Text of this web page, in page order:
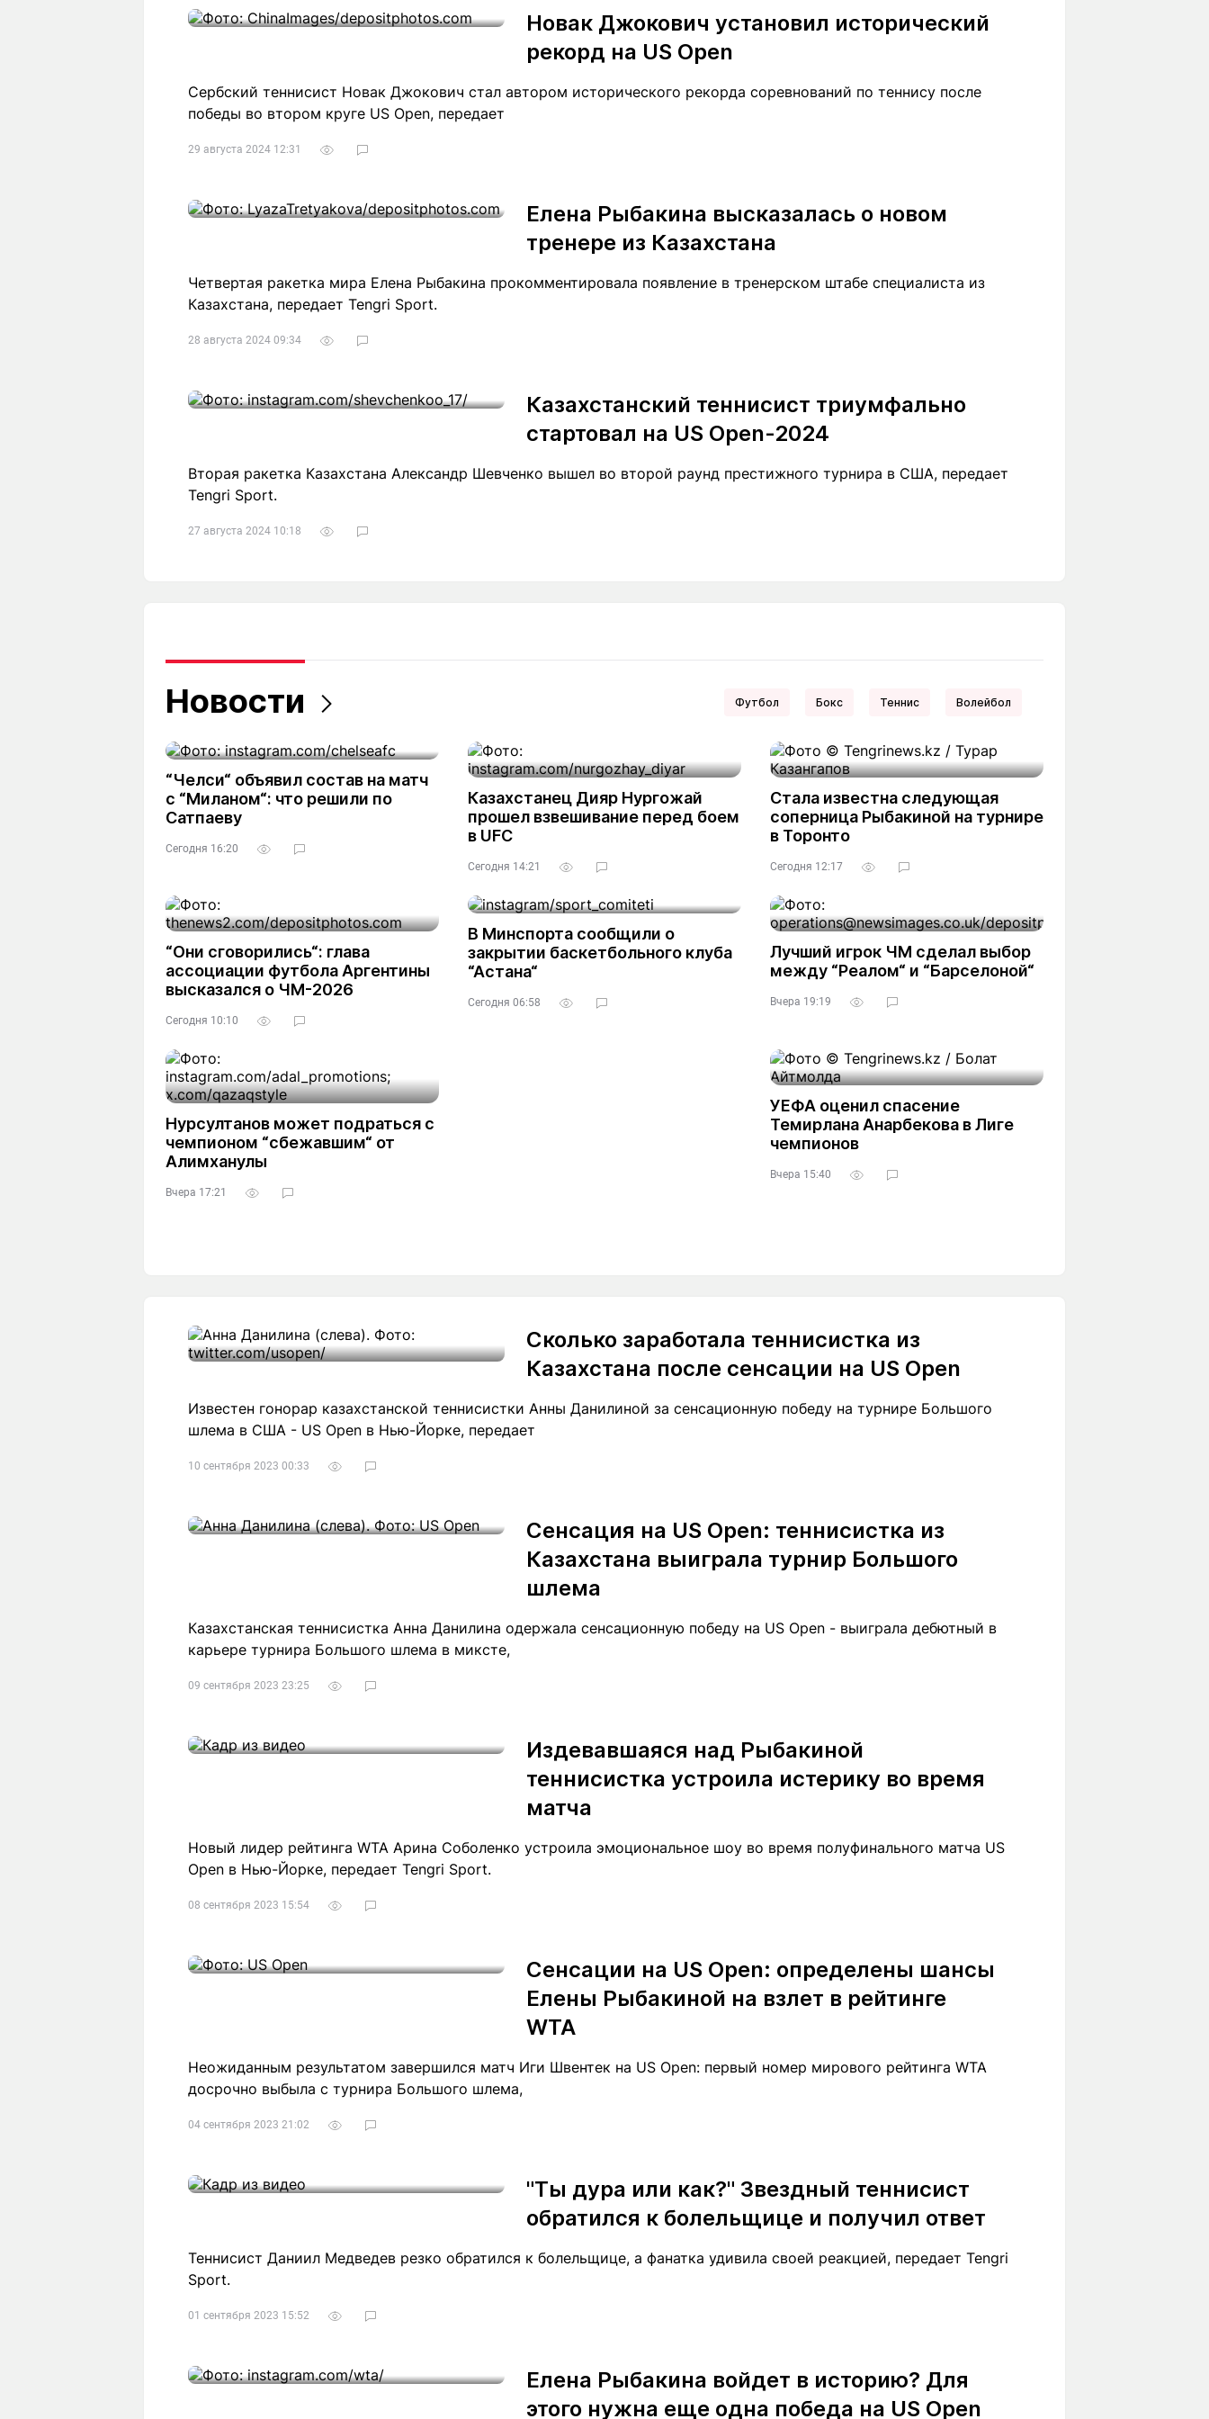
Новак Джокович установил исторический
рекорд на US Оpen
Сербский теннисист Новак Джокович стал автором исторического рекорда соревнований по теннису после
победы во втором круге US Open, передает
29 августа 2024 12:31
Елена Рыбакина высказалась о новом
тренере из Казахстана
Четвертая ракетка мира Елена Рыбакина прокомментировала появление в тренерском штабе специалиста из
Казахстана, передает Tengri Sport.
28 августа 2024 09:34
Казахстанский теннисист триумфально
стартовал на US Open-2024
Вторая ракетка Казахстана Александр Шевченко вышел во второй раунд престижного турнира в США, передает
Tengri Sport.
27 августа 2024 10:18
Новости Футбол Бокс Теннис Волейбол
“Челси“ объявил состав на матч
с “Миланом“: что решили по
Сатпаеву
Сегодня 16:20
Казахстанец Дияр Нургожай
прошел взвешивание перед боем
в UFC
Сегодня 14:21
Стала известна следующая
соперница Рыбакиной на турнире
в Торонто
Сегодня 12:17
“Они сговорились“: глава
ассоциации футбола Аргентины
высказался о ЧМ-2026
Сегодня 10:10
В Минспорта сообщили о
закрытии баскетбольного клуба
“Астана“
Сегодня 06:58
Лучший игрок ЧМ сделал выбор
между “Реалом“ и “Барселоной“
Вчера 19:19
Нурсултанов может подраться с
чемпионом “сбежавшим“ от
Алимханулы
Вчера 17:21
УЕФА оценил спасение
Темирлана Анарбекова в Лиге
чемпионов
Вчера 15:40
Сколько заработала теннисистка из
Казахстана после сенсации на US Open
Известен гонорар казахстанской теннисистки Анны Данилиной за сенсационную победу на турнире Большого
шлема в США - US Open в Нью-Йорке, передает
10 сентября 2023 00:33
Сенсация на US Open: теннисистка из
Казахстана выиграла турнир Большого
шлема
Казахстанская теннисистка Анна Данилина одержала сенсационную победу на US Open - выиграла дебютный в
карьере турнира Большого шлема в миксте,
09 сентября 2023 23:25
Издевавшаяся над Рыбакиной
теннисистка устроила истерику во время
матча
Новый лидер рейтинга WTA Арина Соболенко устроила эмоциональное шоу во время полуфинального матча US
Open в Нью-Йорке, передает Tengri Sport.
08 сентября 2023 15:54
Сенсации на US Open: определены шансы
Елены Рыбакиной на взлет в рейтинге
WTA
Неожиданным результатом завершился матч Иги Швентек на US Open: первый номер мирового рейтинга WTA
досрочно выбыла с турнира Большого шлема,
04 сентября 2023 21:02
"Ты дура или как?" Звездный теннисист
обратился к болельщице и получил ответ
Теннисист Даниил Медведев резко обратился к болельщице, а фанатка удивила своей реакцией, передает Tengri
Sport.
01 сентября 2023 15:52
Елена Рыбакина войдет в историю? Для
этого нужна еще одна победа на US Open